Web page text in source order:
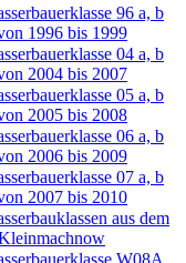
96 a, b
1996 bis 1999
04 a, b
2004 bis 2007
05 a, b
2005 bis 2008
06 a, b
2006 bis 2009
07 a, b
2007 bis 2010
aus dem
W08A